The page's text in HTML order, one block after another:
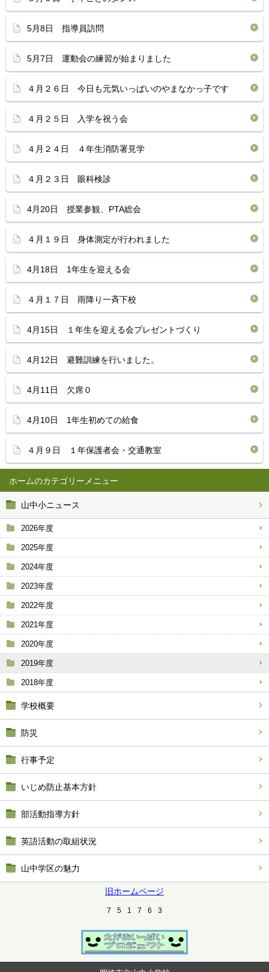
ホーム
山中小ニュース
2026年度
2025年度
2024年度
2023年度
2022年度
2021年度
2020年度
2019年度
2018年度
学校概要
防災
行事予定
いじめ防止基本方針
部活動指導方針
英語活動の取組状況
山中学区の魅力
旧ホームページ
7 5 1 7 6 3
5月8日 指導員訪問
5月7日 運動会の練習が始まりました
４月２６日 今日も元気いっぱいのやまなかっ子です
４月２５日 入学を祝う会
４月２４日 ４年生消防署見学
４月２３日 眼科検診
4月20日 授業参観、PTA総会
４月１９日 身体測定が行われました
4月18日 1年生を迎える会
４月１７日 雨降り一斉下校
4月15日 １年生を迎える会プレゼントづくり
4月12日 避難訓練を行いました。
4月11日 欠席０
4月10日 1年生初めての給食
４月９日 １年保護者会・交通教室